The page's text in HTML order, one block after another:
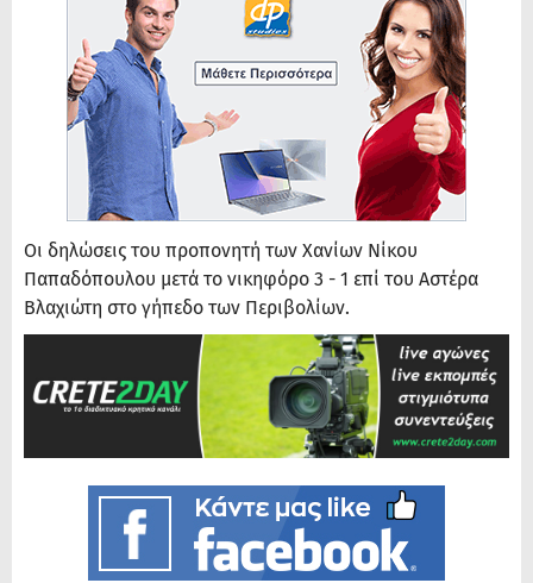
Οι δηλώσεις του προπονητή των Χανίων Νίκου
Παπαδόπουλου μετά το νικηφόρο 3 - 1 επί του Αστέρα
Βλαχιώτη στο γήπεδο των Περιβολίων.